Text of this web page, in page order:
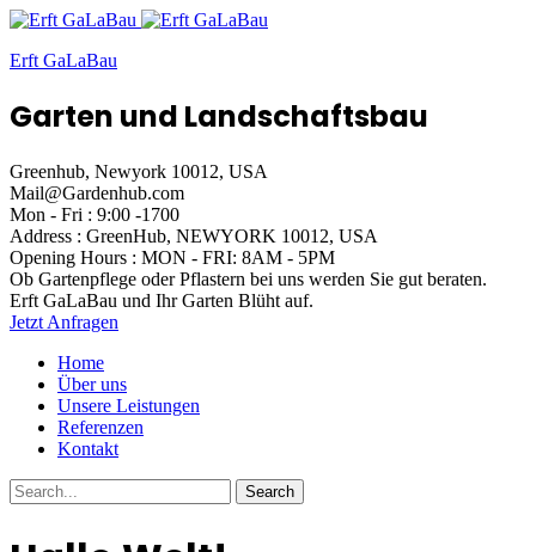
Erft GaLaBau
Garten und Landschaftsbau
Greenhub, Newyork 10012, USA
Mail@Gardenhub.com
Mon - Fri : 9:00 -1700
Address : GreenHub, NEWYORK 10012, USA
Opening Hours : MON - FRI: 8AM - 5PM
Ob Gartenpflege oder Pflastern bei uns werden Sie gut beraten.
Erft GaLaBau und Ihr Garten Blüht auf.
Jetzt Anfragen
Home
Über uns
Unsere Leistungen
Referenzen
Kontakt